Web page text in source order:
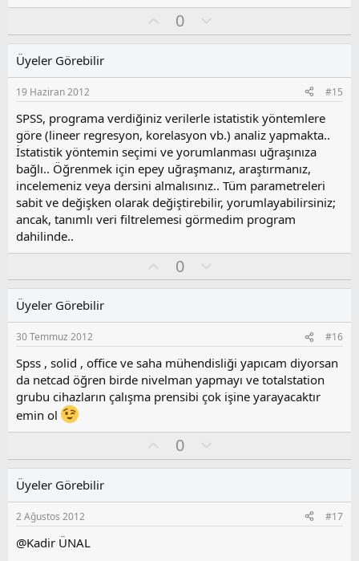
y
0
l
s
u
z
o
y
l
a
Üyeler Görebilir
19 Haziran 2012 #15
SPSS, programa verdiğiniz verilerle istatistik yöntemlere
göre (lineer regresyon, korelasyon vb.) analiz yapmakta..
İstatistik yöntemin seçimi ve yorumlanması uğraşınıza
bağlı.. Öğrenmek için epey uğraşmanız, araştırmanız,
incelemeniz veya dersini almalısınız.. Tüm parametreleri
sabit ve değişken olarak değiştirebilir, yorumlayabilirsiniz;
ancak, tanımlı veri filtrelemesi görmedim program
dahilinde..
y
0
l
s
u
z
o
y
Üyeler Görebilir
30 Temmuz 2012 #16
Spss , solid , office ve saha mühendisliği yapıcam diyorsan
da netcad öğren birde nivelman yapmayı ve totalstation
grubu cihazların çalışma prensibi çok işine yarayacaktır
emin ol
y
0
l
s
u
Üyeler Görebilir
2 Ağustos 2012 #17
@Kadir ÜNAL